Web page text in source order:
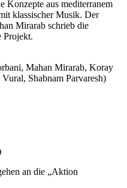
Konzepte aus mediterranem
klassischer Musik. Der
Mirarab schrieb die
Projekt.
Mahan Mirarab, Koray
Shabnam Parvaresh)
an die „Aktion